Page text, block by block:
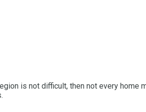
is not difficult, then not every